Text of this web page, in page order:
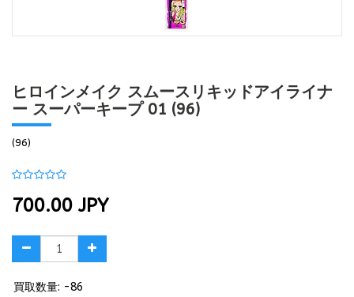
ヒロインメイク スムースリキッドアイライナ
ー スーパーキープ 01 (96)
(96)
700.00 JPY
買取数量: -86